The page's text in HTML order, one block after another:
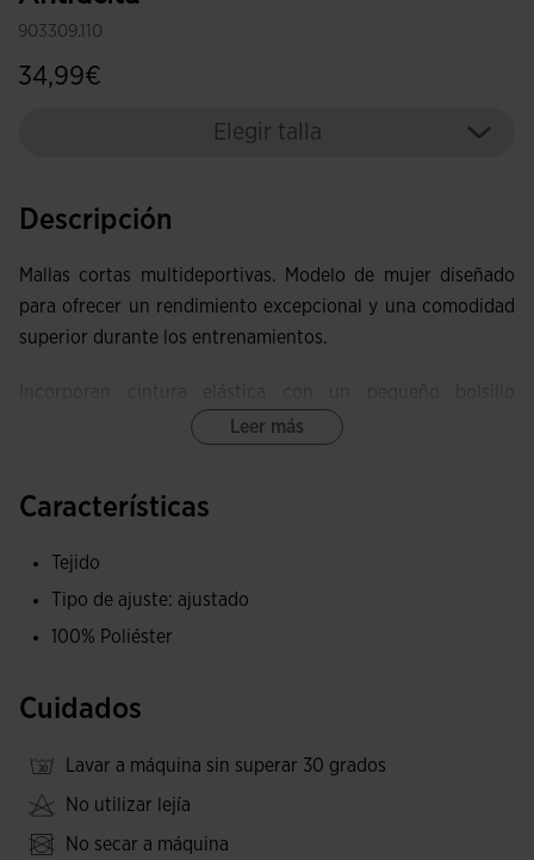
903309.110
34,99€
Elegir talla
Descripción
Mallas cortas multideportivas. Modelo de mujer diseñado
para ofrecer un rendimiento excepcional y una comodidad
superior durante los entrenamientos.
estas mallas minimizan el roce y previenen las irritaciones
Estas mallas ofrecen una elasticidad y suavidad
excepcionales, proporcionando libertad de movimiento y
Logotipo de Joma bordado.
Leer más
Características
Tejido
Tipo de ajuste: ajustado
100% Poliéster
Cuidados
Lavar a máquina sin superar 30 grados
No utilizar lejía
No secar a máquina